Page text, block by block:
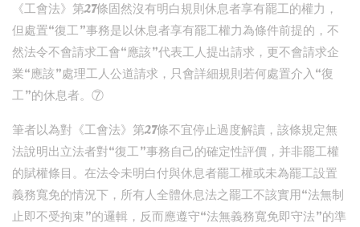
《工會法》第27條固然沒有明白規則休息者享有罷工的權力，
但處置“復工”事務是以休息者享有罷工權力為條件前提的，不
然法令不會請求工會“應該”代表工人提出請求，更不會請求企
業“應該”處理工人公道請求，只會詳細規則若何處置介入“復
工”的休息者。⑦
筆者以為對《工會法》第27條不宜停止過度解讀，該條規定無
法說明出立法者對“復工”事務自己的確定性評價，并非罷工權
的賦權條目。在法令未明白付與休息者罷工權或未為罷工設置
義務寬免的情況下，所有人全體休息法之罷工不該實用“法無制
止即不受拘束”的邏輯，反而應遵守“法無義務寬免即守法”的準